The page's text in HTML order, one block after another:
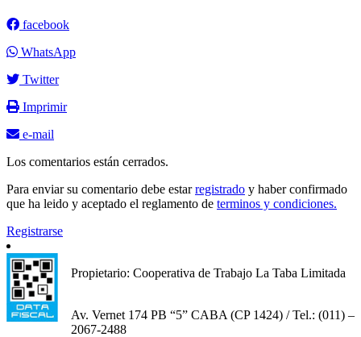
facebook
WhatsApp
Twitter
Imprimir
e-mail
Los comentarios están cerrados.
Para enviar su comentario debe estarregistrado y haber confirmado
que ha leido y aceptado el reglamento de terminos y condiciones.
Registrarse
Propietario: Cooperativa de Trabajo La Taba Limitada
Av. Vernet 174 PB “5” CABA (CP 1424) / Tel.: (011) –
2067-2488